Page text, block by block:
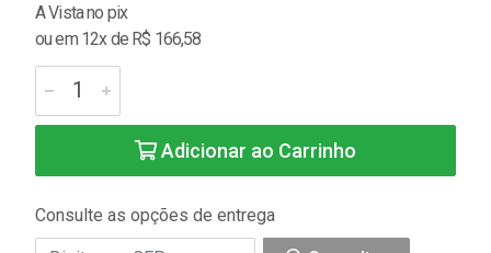
A Vista no pix
ou em 12x de R$ 166,58
Adicionar ao Carrinho
Consulte as opções de entrega